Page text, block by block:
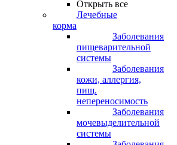
Открыть все
Лечебные
корма
Заболевания
пищеварительной
системы
Заболевания
кожи, аллергия,
пищ.
непереносимость
Заболевания
мочевыделительной
системы